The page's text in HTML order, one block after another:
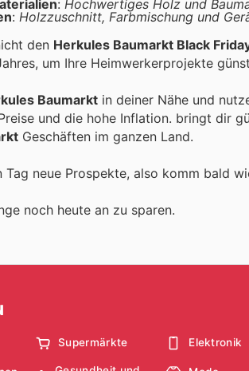
: Hochwertiges Holz und
: Holzzuschnitt, Farbmischung und
den Herkules Baumarkt Black
um Ihre Heimwerkerprojekte
Baumarkt in deiner Nähe und
und die hohe Inflation. bringt dir
Geschäften im ganzen Land.
Tag neue Prospekte, also komm bald
noch heute an zu sparen.
Supermärkte Elektronik